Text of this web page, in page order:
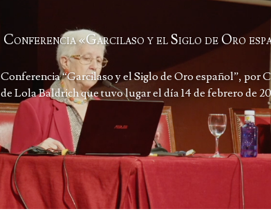
Conferencia «Garcilaso y el Siglo de Oro
Conferencia “Garcilaso y el Siglo de Oro español”, por
de Lola Baldrich que tuvo lugar el día 14 de febrero de